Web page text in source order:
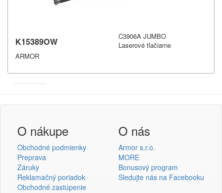
K15389OW
ARMOR
C3906A JUMBO
Laserové tlačiarne
Prihlásenie užívateľa
Prihlásiť sa
O nákupe
Obchodné podmienky
Preprava
Záruky
Reklamačný poriadok
Obchodné zastúpenie
O nás
Armor s.r.o.
MORE
Bonusový program
Sledujte nás na Facebooku